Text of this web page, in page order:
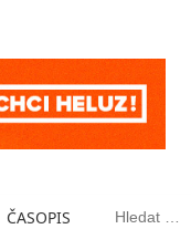
ČASOPIS Vyhledávání